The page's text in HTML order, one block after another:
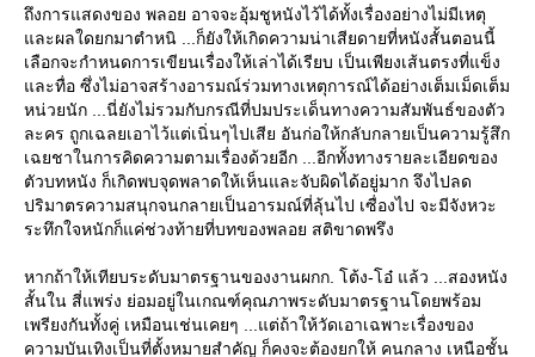
ถึงการแสดงของ พลอย อาจจะอุ้มชูหนังไว้ได้ทั้งเรื่องอย่างไม่มีเหตุ
ละผลใดยกมาตำหนิ ...ก็ยังให้เกิดความน่าเสียดายที่หนังสั้นตอนนี้
เลือกจะกำหนดการเขียนเรื่องให้เล่าได้เรียบ เป็นเพียงเส้นตรงที่แข็ง
ละทื่อ ซึ่งไม่อาจสร้างอารมณ์ร่วมทางเหตุการณ์ได้อย่างเต็มเม็ดเต็ม
หน่วยนัก ...นี่ยังไม่รวมกับกรณีที่ปมประเด็นทางความสัมพันธ์ของตัว
ละคร ถูกเฉลยเอาไว้แต่เนิ่นๆไปเสีย อันก่อให้กลับกลายเป็นความรู้สึก
เฉยชาในการคิดความตามเรื่องด้วยอีก ...อีกทั้งทางรายละเอียดของ
ตัวบทหนัง ก็เกิดพบจุดพลาดให้เห็นและจับผิดได้อยู่มาก จึงไปลด
ปริมาตรความสนุกจนกลายเป็นอารมณ์ที่ลุ้นไป เซื่องไป จะมีจังหวะ
ระทึกใจหนักก็แค่ช่วงท้ายที่บทของพลอย สติขาดพรึง
หากถ้าให้เทียบระดับมาตรฐานของงานผกก. โต้ง-โอ๋ แล้ว ...สองหนัง
สั้นใน สี่แพร่ง ย่อมอยู่ในเกณฑ์คุณภาพระดับมาตรฐานโดยพร้อม
เพรียงกันทั้งคู่ เหมือนเช่นเคยๆ ...แต่ถ้าให้วัดเอาเฉพาะเรื่องของ
ความบันเทิงเป็นที่ตั้งหมายสำคัญ ก็คงจะต้องยกให้ คนกลาง เหนือชั้น